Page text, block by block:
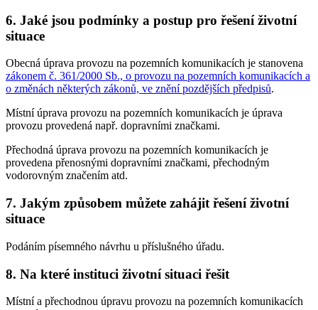
6. Jaké jsou podmínky a postup pro řešení životní
situace
Obecná úprava provozu na pozemních komunikacích je stanovena
zákonem č. 361/2000 Sb., o provozu na pozemních komunikacích a
o změnách některých zákonů, ve znění pozdějších předpisů.
Místní úprava provozu na pozemních komunikacích je úprava
provozu provedená např. dopravními značkami.
Přechodná úprava provozu na pozemních komunikacích je
provedena přenosnými dopravními značkami, přechodným
vodorovným značením atd.
7. Jakým způsobem můžete zahájit řešení životní
situace
Podáním písemného návrhu u příslušného úřadu.
8. Na které instituci životní situaci řešit
Místní a přechodnou úpravu provozu na pozemních komunikacích